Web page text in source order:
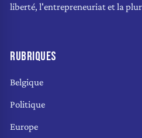
liberté, l'entrepreneuriat et la
RUBRIQUES
Belgique
Politique
Europe